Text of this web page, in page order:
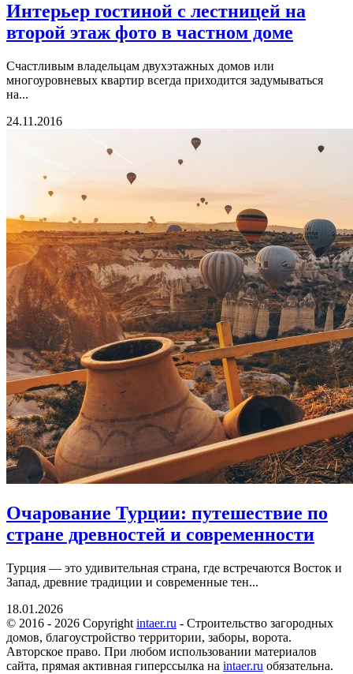
Интерьер гостиной с лестницей на
второй этаж фото в частном доме
Счастливым владельцам двухэтажных домов или
многоуровневых квартир всегда приходится задумываться
на...
24.11.2016
Очарование Турции: путешествие по
стране древностей и современности
Турция — это удивительная страна, где встречаются Восток и
Запад, древние традиции и современные тен...
18.01.2026
© 2016 - 2026 Copyright intaer.ru - Cтроительство загородных
домов, благоустройство территории, заборы, ворота.
Авторское право. При любом использовании материалов
сайта, прямая активная гиперссылка на intaer.ru обязательна.